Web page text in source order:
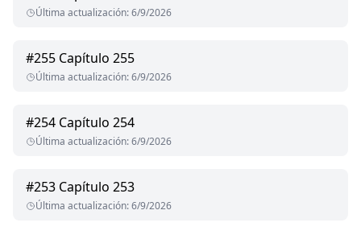
Última actualización:6/9/2026
#255 Capítulo 255
Última actualización:6/9/2026
#254 Capítulo 254
Última actualización:6/9/2026
#253 Capítulo 253
Última actualización:6/9/2026